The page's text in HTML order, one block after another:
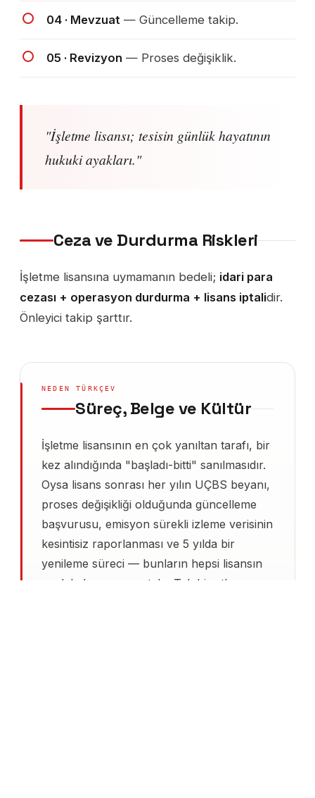
04 · Mevzuat — Güncelleme takip.
05 · Revizyon — Proses değişiklik.
"İşletme lisansı; tesisin günlük hayatının
hukuki ayakları."
Ceza ve Durdurma Riskleri
İşletme lisansına uymamanın bedeli; idari para
cezası + operasyon durdurma + lisans iptalidir.
Önleyici takip şarttır.
NEDEN TÜRKÇEV
Süreç, Belge ve Kültür
İşletme lisansının en çok yanıltan tarafı, bir
kez alındığında "başladı-bitti" sanılmasıdır.
Oysa lisans sonrası her yılın UÇBS beyanı,
proses değişikliği olduğunda güncelleme
başvurusu, emisyon sürekli izleme verisinin
kesintisiz raporlanması ve 5 yılda bir
yenileme süreci — bunların hepsi lisansın
canlı kalmasının şartıdır. Tek bir atlanan